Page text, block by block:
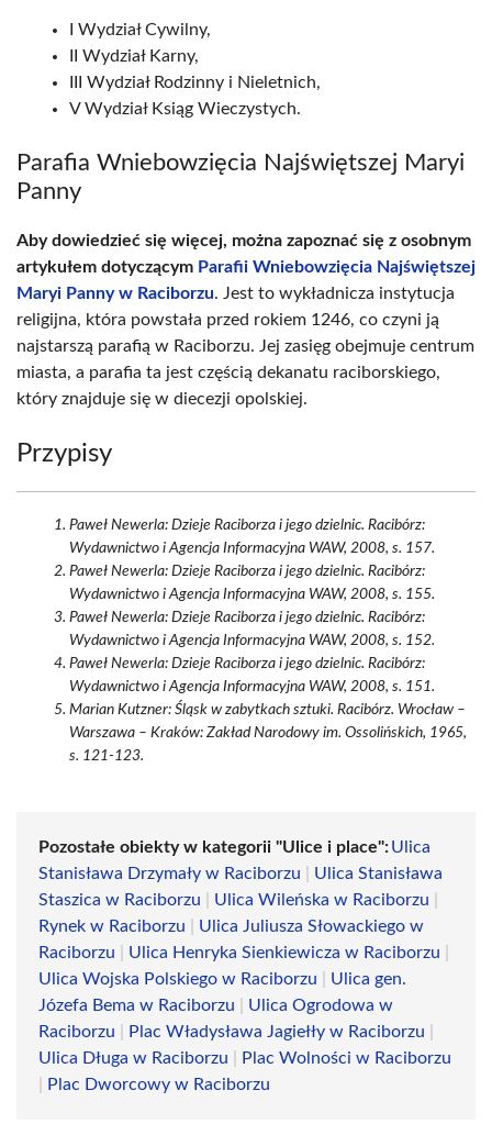
I Wydział Cywilny,
II Wydział Karny,
III Wydział Rodzinny i Nieletnich,
V Wydział Ksiąg Wieczystych.
Parafia Wniebowzięcia Najświętszej Maryi
Panny
Aby dowiedzieć się więcej, można zapoznać się z osobnym
artykułem dotyczącym Parafii Wniebowzięcia Najświętszej
Maryi Panny w Raciborzu. Jest to wykładnicza instytucja
religijna, która powstała przed rokiem 1246, co czyni ją
najstarszą parafią w Raciborzu. Jej zasięg obejmuje centrum
miasta, a parafia ta jest częścią dekanatu raciborskiego,
który znajduje się w diecezji opolskiej.
Przypisy
Paweł Newerla: Dzieje Raciborza i jego dzielnic. Racibórz:
Wydawnictwo i Agencja Informacyjna WAW, 2008, s. 157.
Paweł Newerla: Dzieje Raciborza i jego dzielnic. Racibórz:
Wydawnictwo i Agencja Informacyjna WAW, 2008, s. 155.
Paweł Newerla: Dzieje Raciborza i jego dzielnic. Racibórz:
Wydawnictwo i Agencja Informacyjna WAW, 2008, s. 152.
Paweł Newerla: Dzieje Raciborza i jego dzielnic. Racibórz:
Wydawnictwo i Agencja Informacyjna WAW, 2008, s. 151.
Marian Kutzner: Śląsk w zabytkach sztuki. Racibórz. Wrocław –
Warszawa – Kraków: Zakład Narodowy im. Ossolińskich, 1965,
s. 121-123.
Pozostałe obiekty w kategorii "Ulice i place":Ulica
Stanisława Drzymały w Raciborzu
Ulica Stanisława
Staszica w Raciborzu
Ulica Wileńska w Raciborzu
Rynek w Raciborzu
Ulica Juliusza Słowackiego w
Raciborzu
Ulica Henryka Sienkiewicza w Raciborzu
Ulica Wojska Polskiego w Raciborzu
Ulica gen.
Józefa Bema w Raciborzu
Ulica Ogrodowa w
Raciborzu
Plac Władysława Jagiełły w Raciborzu
Ulica Długa w Raciborzu
Plac Wolności w Raciborzu
Plac Dworcowy w Raciborzu